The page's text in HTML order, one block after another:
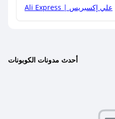
Ali Express | علي إكسبريس
أحدث مدونات الكوبونات